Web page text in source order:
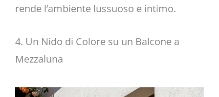
rende l’ambiente lussuoso e intimo.
4. Un Nido di Colore su un Balcone a
Mezzaluna